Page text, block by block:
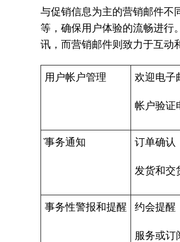
与促销信息为主的营销邮件不
等，确保用户体验的流畅进行
讯，而营销邮件则致力于互动
用户帐户管理 欢迎电子
帐户验证
̌事务通知 订单确认
发货和交
事务性警报和提醒 约会提醒
服务或订